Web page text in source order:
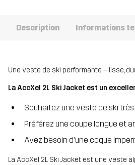
Description Informations
Une veste de ski performante – lisse,
La AccXel 2L Ski Jacket est un
Souhaitez une veste de ski
Préférez une coupe longue et
Avez besoin d’une coque
La AccXel 2L Ski Jacket est une veste